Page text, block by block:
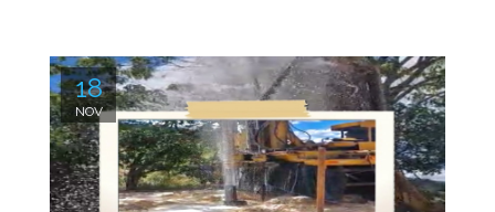
18
NOV